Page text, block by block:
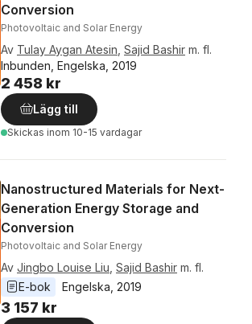
Conversion
Photovoltaic and Solar Energy
Av Tulay Aygan Atesin Sajid Bashir m. fl.
Inbunden, Engelska, 2019
2 458 kr
Lägg till
Skickas inom 10-15 vardagar
Nanostructured Materials for Next-
Generation Energy Storage and
Conversion
Photovoltaic and Solar Energy
Av Jingbo Louise Liu Sajid Bashir m. fl.
E-bok
Engelska 2019
3 157 kr